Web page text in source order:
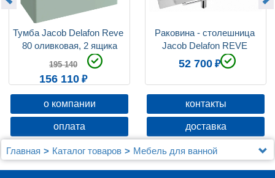
Тумба Jacob Delafon Reve
80 оливковая, 2 ящика
195 140
156 110
Раковина - столешница
Jacob Delafon REVE
E4803
52 700
о компании контакты
оплата доставка
Главная Каталог товаров
Мебель для ванной
Jacob Delafon